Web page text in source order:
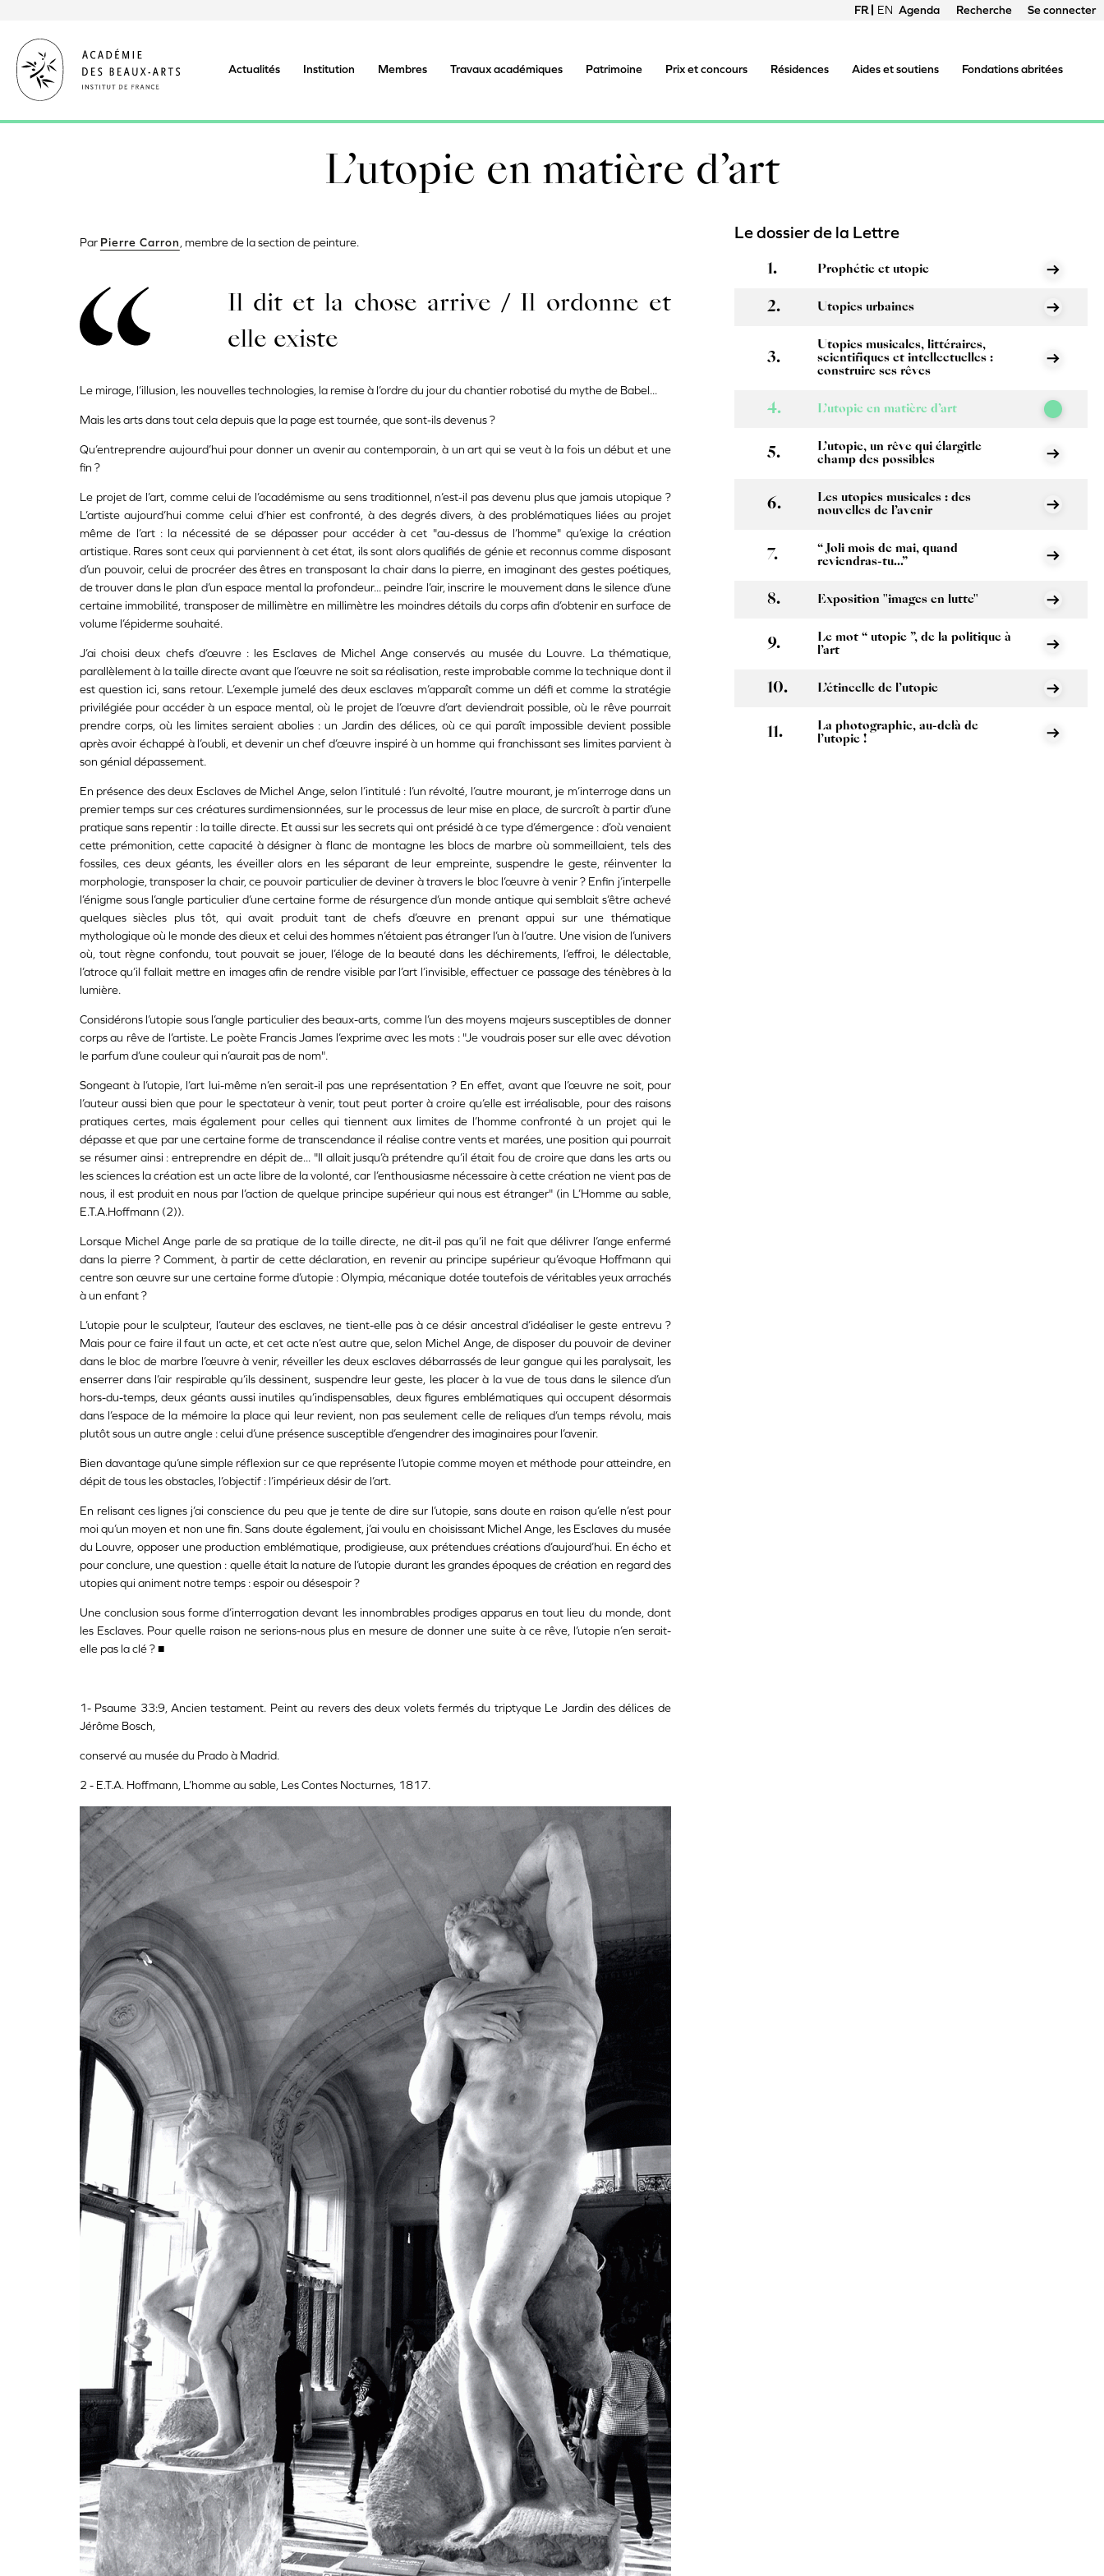
principal
FRANÇAIS
ENGLISH
du
compte
Agenda Recherche Se connecter
Actualités Institution Membres Travaux académiques Patrimoine Prix et concours Résidences Aides et soutiens Fondations abritées
L’utopie en matière d’art
Par Pierre Carron, membre de la section de peinture.
Il dit et la chose arrive / Il ordonne et
elle existe
Le mirage, l’illusion, les nouvelles technologies, la remise à l’ordre du jour du chantier robotisé du mythe de Babel...
Mais les arts dans tout cela depuis que la page est tournée, que sont-ils devenus ?
Qu’entreprendre aujourd’hui pour donner un avenir au contemporain, à un art qui se veut à la fois un début et une
fin ?
Le projet de l’art, comme celui de l’académisme au sens traditionnel, n’est-il pas devenu plus que jamais utopique ?
L’artiste aujourd’hui comme celui d’hier est confronté, à des degrés divers, à des problématiques liées au projet
même de l’art : la nécessité de se dépasser pour accéder à cet "au-dessus de l’homme" qu’exige la création
artistique. Rares sont ceux qui parviennent à cet état, ils sont alors qualifiés de génie et reconnus comme disposant
d’un pouvoir, celui de procréer des êtres en transposant la chair dans la pierre, en imaginant des gestes poétiques,
de trouver dans le plan d’un espace mental la profondeur... peindre l’air, inscrire le mouvement dans le silence d’une
certaine immobilité, transposer de millimètre en millimètre les moindres détails du corps afin d’obtenir en surface de
volume l’épiderme souhaité.
J’ai choisi deux chefs d’œuvre : les Esclaves de Michel Ange conservés au musée du Louvre. La thématique,
parallèlement à la taille directe avant que l’œuvre ne soit sa réalisation, reste improbable comme la technique dont il
est question ici, sans retour. L’exemple jumelé des deux esclaves m’apparaît comme un défi et comme la stratégie
privilégiée pour accéder à un espace mental, où le projet de l’œuvre d’art deviendrait possible, où le rêve pourrait
prendre corps, où les limites seraient abolies : un Jardin des délices, où ce qui paraît impossible devient possible
après avoir échappé à l’oubli, et devenir un chef d’œuvre inspiré à un homme qui franchissant ses limites parvient à
son génial dépassement.
En présence des deux Esclaves de Michel Ange, selon l’intitulé : l’un révolté, l’autre mourant, je m’interroge dans un
premier temps sur ces créatures surdimensionnées, sur le processus de leur mise en place, de surcroît à partir d’une
pratique sans repentir : la taille directe. Et aussi sur les secrets qui ont présidé à ce type d’émergence : d’où venaient
cette prémonition, cette capacité à désigner à flanc de montagne les blocs de marbre où sommeillaient, tels des
fossiles, ces deux géants, les éveiller alors en les séparant de leur empreinte, suspendre le geste, réinventer la
morphologie, transposer la chair, ce pouvoir particulier de deviner à travers le bloc l’œuvre à venir ? Enfin j’interpelle
l’énigme sous l’angle particulier d’une certaine forme de résurgence d’un monde antique qui semblait s’être achevé
quelques siècles plus tôt, qui avait produit tant de chefs d’œuvre en prenant appui sur une thématique
mythologique où le monde des dieux et celui des hommes n’étaient pas étranger l’un à l’autre. Une vision de l’univers
où, tout règne confondu, tout pouvait se jouer, l’éloge de la beauté dans les déchirements, l’effroi, le délectable,
l’atroce qu’il fallait mettre en images afin de rendre visible par l’art l’invisible, effectuer ce passage des ténèbres à la
lumière.
Considérons l’utopie sous l’angle particulier des beaux-arts, comme l’un des moyens majeurs susceptibles de donner
corps au rêve de l’artiste. Le poète Francis James l’exprime avec les mots : "Je voudrais poser sur elle avec dévotion
le parfum d’une couleur qui n’aurait pas de nom".
Songeant à l’utopie, l’art lui-même n’en serait-il pas une représentation ? En effet, avant que l’œuvre ne soit, pour
l’auteur aussi bien que pour le spectateur à venir, tout peut porter à croire qu’elle est irréalisable, pour des raisons
pratiques certes, mais également pour celles qui tiennent aux limites de l’homme confronté à un projet qui le
dépasse et que par une certaine forme de transcendance il réalise contre vents et marées, une position qui pourrait
se résumer ainsi : entreprendre en dépit de... "Il allait jusqu’à prétendre qu’il était fou de croire que dans les arts ou
les sciences la création est un acte libre de la volonté, car l’enthousiasme nécessaire à cette création ne vient pas de
nous, il est produit en nous par l’action de quelque principe supérieur qui nous est étranger" (in L’Homme au sable,
E.T.A.Hoffmann (2)).
Lorsque Michel Ange parle de sa pratique de la taille directe, ne dit-il pas qu’il ne fait que délivrer l’ange enfermé
dans la pierre ? Comment, à partir de cette déclaration, en revenir au principe supérieur qu’évoque Hoffmann qui
centre son œuvre sur une certaine forme d’utopie : Olympia, mécanique dotée toutefois de véritables yeux arrachés
à un enfant ?
L’utopie pour le sculpteur, l’auteur des esclaves, ne tient-elle pas à ce désir ancestral d’idéaliser le geste entrevu ?
Mais pour ce faire il faut un acte, et cet acte n’est autre que, selon Michel Ange, de disposer du pouvoir de deviner
dans le bloc de marbre l’œuvre à venir, réveiller les deux esclaves débarrassés de leur gangue qui les paralysait, les
enserrer dans l’air respirable qu’ils dessinent, suspendre leur geste, les placer à la vue de tous dans le silence d’un
hors-du-temps, deux géants aussi inutiles qu’indispensables, deux figures emblématiques qui occupent désormais
dans l’espace de la mémoire la place qui leur revient, non pas seulement celle de reliques d’un temps révolu, mais
plutôt sous un autre angle : celui d’une présence susceptible d’engendrer des imaginaires pour l’avenir.
Bien davantage qu’une simple réflexion sur ce que représente l’utopie comme moyen et méthode pour atteindre, en
dépit de tous les obstacles, l’objectif : l’impérieux désir de l’art.
En relisant ces lignes j’ai conscience du peu que je tente de dire sur l’utopie, sans doute en raison qu’elle n’est pour
moi qu’un moyen et non une fin. Sans doute également, j’ai voulu en choisissant Michel Ange, les Esclaves du musée
du Louvre, opposer une production emblématique, prodigieuse, aux prétendues créations d’aujourd’hui. En écho et
pour conclure, une question : quelle était la nature de l’utopie durant les grandes époques de création en regard des
utopies qui animent notre temps : espoir ou désespoir ?
Une conclusion sous forme d’interrogation devant les innombrables prodiges apparus en tout lieu du monde, dont
les Esclaves. Pour quelle raison ne serions-nous plus en mesure de donner une suite à ce rêve, l’utopie n’en serait-
elle pas la clé ? ■
1- Psaume 33:9, Ancien testament. Peint au revers des deux volets fermés du triptyque Le Jardin des délices de
Jérôme Bosch,
conservé au musée du Prado à Madrid.
2 - E.T.A. Hoffmann, L’homme au sable, Les Contes Nocturnes, 1817.
Le dossier de la Lettre
Prophétie et utopie
Utopies urbaines
Utopies musicales, littéraires,
scientifiques et intellectuelles :
construire ses rêves
L’utopie en matière d’art
L’utopie, un rêve qui élargitle
champ des possibles
Les utopies musicales : des
nouvelles de l’avenir
“ Joli mois de mai, quand
reviendras-tu...”
Exposition "images en lutte"
Le mot “ utopie ”, de la politique à
l’art
L’étincelle de l’utopie
La photographie, au-delà de
l’utopie !